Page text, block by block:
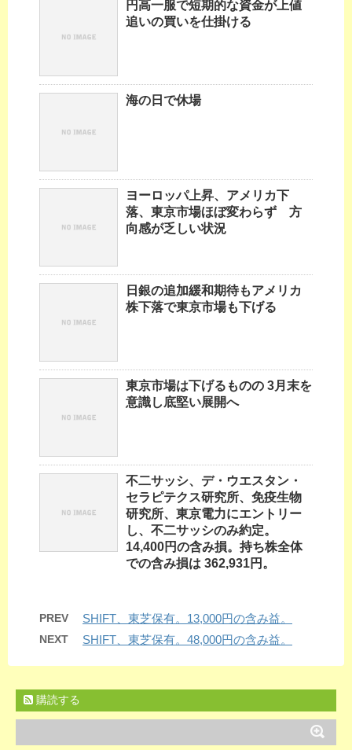
円高一服で短期的な資金が上値
追いの買いを仕掛ける
海の日で休場
ヨーロッパ上昇、アメリカ下
落、東京市場ほぼ変わらず 方
向感が乏しい状況
日銀の追加緩和期待もアメリカ
株下落で東京市場も下げる
東京市場は下げるものの 3月末を
意識し底堅い展開へ
不二サッシ、デ・ウエスタン・
セラピテクス研究所、免疫生物
研究所、東京電力にエントリー
し、不二サッシのみ約定。
14,400円の含み損。持ち株全体
での含み損は 362,931円。
PREV SHIFT、東芝保有。13,000円の含み益。
NEXT SHIFT、東芝保有。48,000円の含み益。
購読する